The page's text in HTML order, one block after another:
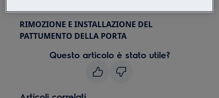
RIMOZIONE E INSTALLAZIONE DEL
PATTUMENTO DELLA PORTA
Questo articolo è stato utile?